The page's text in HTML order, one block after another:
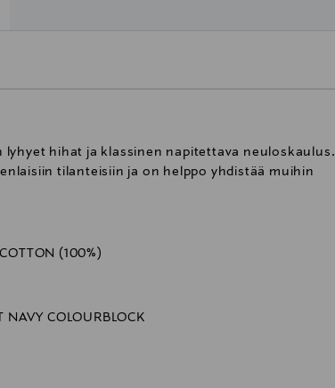
hihat ja klassinen napitettava neuloskaulus.
tilanteisiin ja on helppo yhdistää muihin
(100%)
NAVY COLOURBLOCK